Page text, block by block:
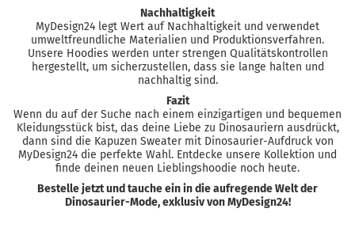
Nachhaltigkeit
MyDesign24 legt Wert auf Nachhaltigkeit und verwendet
umweltfreundliche Materialien und Produktionsverfahren.
Unsere Hoodies werden unter strengen Qualitätskontrollen
hergestellt, um sicherzustellen, dass sie lange halten und
nachhaltig sind.
Fazit
Wenn du auf der Suche nach einem einzigartigen und bequemen
Kleidungsstück bist, das deine Liebe zu Dinosauriern ausdrückt,
dann sind die Kapuzen Sweater mit Dinosaurier-Aufdruck von
MyDesign24 die perfekte Wahl. Entdecke unsere Kollektion und
finde deinen neuen Lieblingshoodie noch heute.
Bestelle jetzt und tauche ein in die aufregende Welt der
Dinosaurier-Mode, exklusiv von MyDesign24!